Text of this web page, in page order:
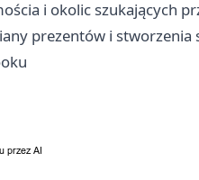
i okolic szukających
prezentów i stworzenia